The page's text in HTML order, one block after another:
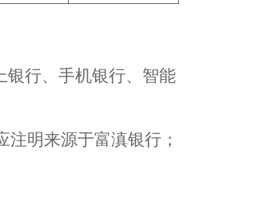
银行、手机银行、智能
明来源于富滇银行；